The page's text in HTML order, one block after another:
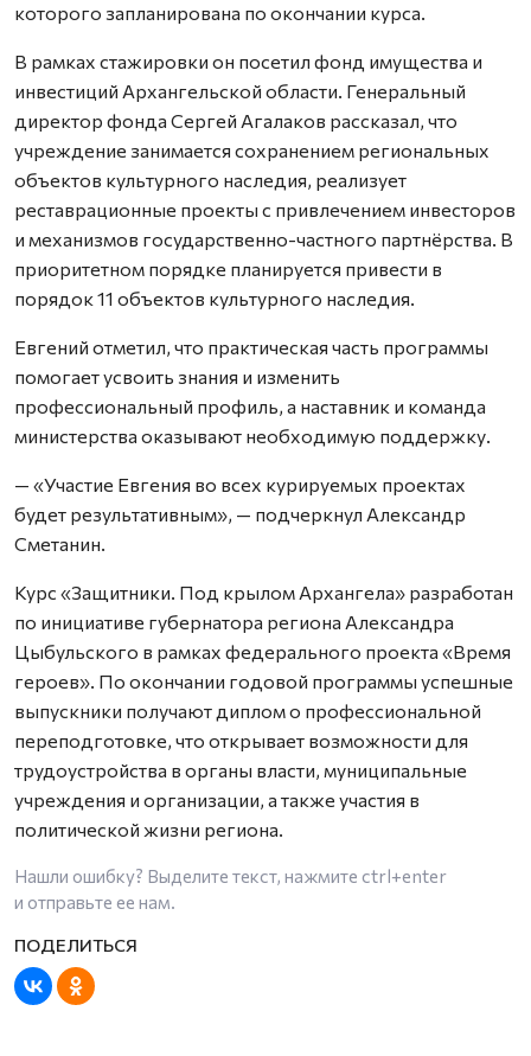
которого запланирована по окончании курса.
В рамках стажировки он посетил фонд имущества и
инвестиций Архангельской области. Генеральный
директор фонда Сергей Агалаков рассказал, что
учреждение занимается сохранением региональных
объектов культурного наследия, реализует
реставрационные проекты с привлечением инвесторов
и механизмов государственно-частного партнёрства. В
приоритетном порядке планируется привести в
порядок 11 объектов культурного наследия.
Евгений отметил, что практическая часть программы
помогает усвоить знания и изменить
профессиональный профиль, а наставник и команда
министерства оказывают необходимую поддержку.
— «Участие Евгения во всех курируемых проектах
будет результативным», — подчеркнул Александр
Сметанин.
Курс «Защитники. Под крылом Архангела» разработан
по инициативе губернатора региона Александра
Цыбульского в рамках федерального проекта «Время
героев». По окончании годовой программы успешные
выпускники получают диплом о профессиональной
переподготовке, что открывает возможности для
трудоустройства в органы власти, муниципальные
учреждения и организации, а также участия в
политической жизни региона.
Нашли ошибку? Выделите текст, нажмите ctrl+enter
и отправьте ее нам.